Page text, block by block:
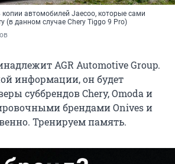
автомобилей Jaecoo, которые сами
(в данном случае Chery Tiggo 9 Pro)
AGR Automotive Group.
информации, он будет
суббрендов Chery, Omoda и
брендами Onives и
Тренируем память.